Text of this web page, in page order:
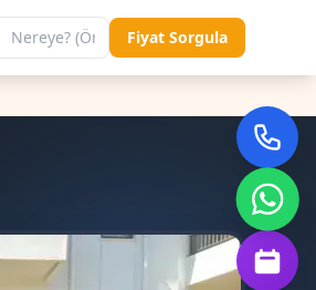
Fiyat Sorgula